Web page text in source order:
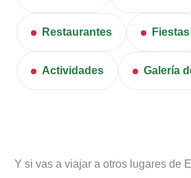
Restaurantes Fiestas
Actividades Galería
Y si vas a viajar a otros lugares de